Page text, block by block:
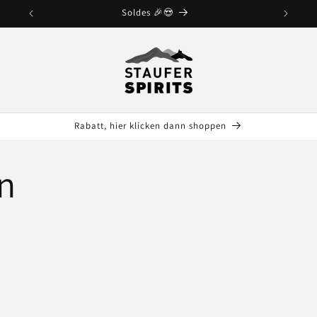
Soldes 🎉😍
Rabatt, hier klicken dann shoppen